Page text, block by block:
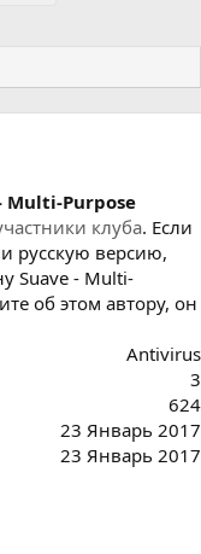
Multi-Purpose
клуба. Если
русскую версию,
Suave - Multi-
об этом автору, он
Antivirus
3
624
23 Январь 2017
23 Январь 2017